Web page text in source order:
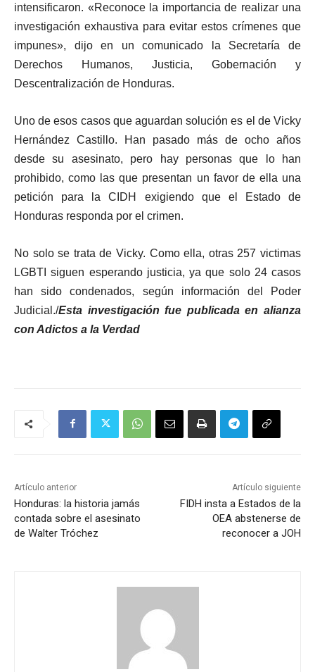
intensificaron. «Reconoce la importancia de realizar una
investigación exhaustiva para evitar estos crímenes que
impunes», dijo en un comunicado la Secretaría de
Derechos Humanos, Justicia, Gobernación y
Descentralización de Honduras.
Uno de esos casos que aguardan solución es el de Vicky
Hernández Castillo. Han pasado más de ocho años
desde su asesinato, pero hay personas que lo han
prohibido, como las que presentan un favor de ella una
petición para la CIDH exigiendo que el Estado de
Honduras responda por el crimen.
No solo se trata de Vicky. Como ella, otras 257 victimas
LGBTI siguen esperando justicia, ya que solo 24 casos
han sido condenados, según información del Poder
Judicial./Esta investigación fue publicada en alianza
con Adictos a la Verdad
Artículo anterior
Honduras: la historia jamás
contada sobre el asesinato
de Walter Tróchez
Artículo siguiente
FIDH insta a Estados de la
OEA abstenerse de
reconocer a JOH